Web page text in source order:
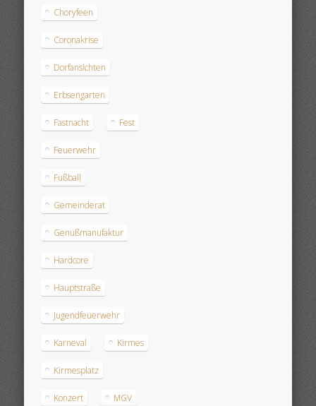
Choryfeen
Coronakrise
Dorfansichten
Erbsengarten
Fastnacht Fest
Feuerwehr
Fußball
Gemeinderat
Genußmanufaktur
Hardcore
Hauptstraße
Jugendfeuerwehr
Karneval Kirmes
Kirmesplatz
Konzert MGV